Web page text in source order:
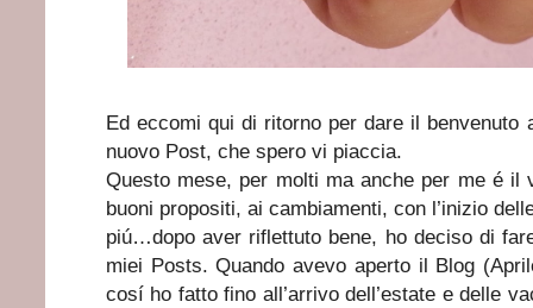
Ed eccomi qui di ritorno per dare il
nuovo Post, che spero vi piaccia.
Questo mese, per molti ma anche per me é il
buoni propositi, ai cambiamenti, con l’inizio
piú…dopo aver riflettuto bene, ho deciso di
miei Posts. Quando avevo aperto il Blog
cosí ho fatto fino all’arrivo dell’estate e delle